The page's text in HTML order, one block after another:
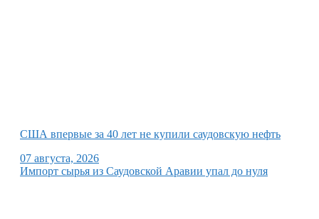
США впервые за 40 лет не купили саудовскую нефть
07 августа, 2026
Импорт сырья из Саудовской Аравии упал до нуля